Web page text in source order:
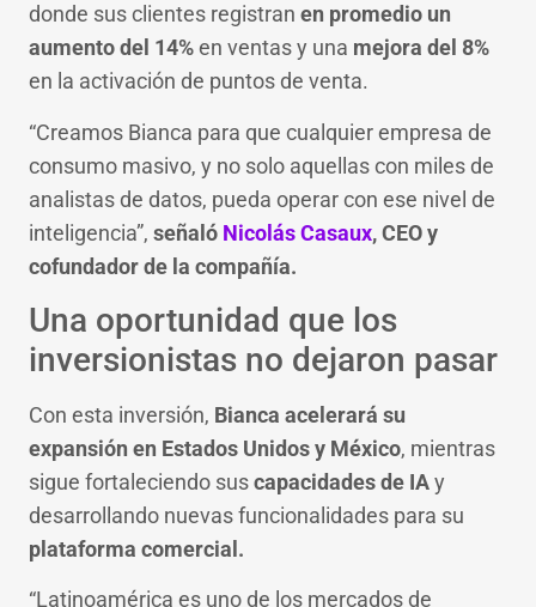
donde sus clientes registran en promedio un
aumento del 14%en ventas y una mejora del 8%
en la activación de puntos de venta.
“Creamos Bianca para que cualquier empresa de
consumo masivo, y no solo aquellas con miles de
analistas de datos, pueda operar con ese nivel de
inteligencia”, señaló Nicolás Casaux, CEO y
cofundador de la compañía.
Una oportunidad que los
inversionistas no dejaron pasar
Con esta inversión, Bianca acelerará su
expansión en Estados Unidos y México, mientras
sigue fortaleciendo suscapacidades de IAy
desarrollando nuevas funcionalidades para su
plataforma comercial.
“Latinoamérica es uno de los mercados de